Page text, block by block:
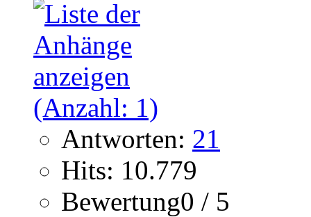
Antworten: 21
Hits: 10.779
Bewertung0 / 5